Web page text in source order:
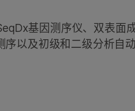
基因测序仪、双表面
以及初级和二级分析